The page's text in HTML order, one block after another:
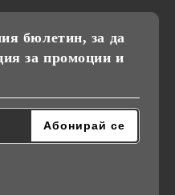
бюлетин, за да
за промоции и